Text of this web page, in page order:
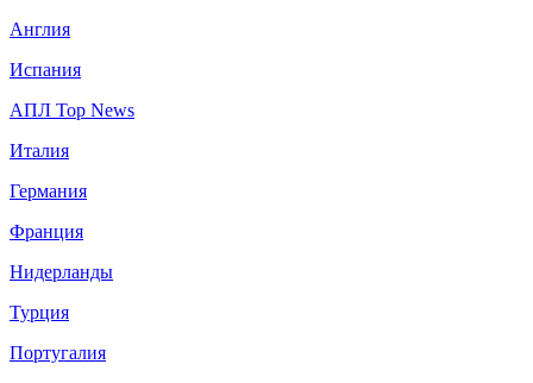
Англия
Испания
АПЛ Top News
Италия
Германия
Франция
Нидерланды
Турция
Португалия